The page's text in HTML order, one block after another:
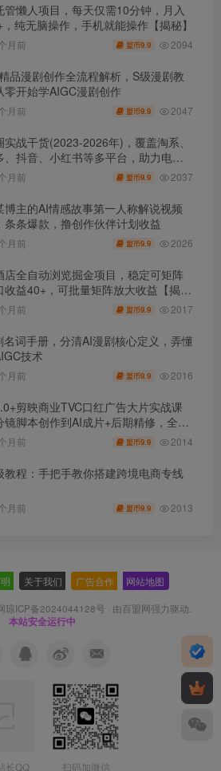
管懒人项目，每天仅需10分钟，月入
纯无脑操作，手机就能操作【揭秘】
月前 盟币9.9 2094
品漫剧创作全流程解析，S级漫剧教
零开始学AIGC漫剧创作
月前 盟币9.9 2047
实战干货(2023-2026年)，覆盖淘系、
、抖音、小红书等多平台，助力电商
坑、提效率、稳盈利(更新4月)
月前 盟币9.9 2037
博主的AI情感故事第一人称解说视频
条条爆款，撸创作伙伴计划收益
月前 盟币9.9 2026
店全自动浏览掘金项目，稳定可矩阵
收益40+，可批量矩阵放大收益【揭
月前 盟币9.9 2017
名词手册，分清AI漫剧核心定义，弄懂
技术
月前 盟币9.9 2016
剪映商业TVC口红广告大片实战课
镜脚本创作到AI成片+后期精修，全流
牌级产品广告
月前 盟币9.9 2014
教程：手把手教你搭建跨境电商专线
月前 盟币9.9 2013
关于我们 广告合作 网站地图
琼ICP备2024044128号 · 由百盟网强力驱动.
本站安全运行中
长QQ 扫码加微信